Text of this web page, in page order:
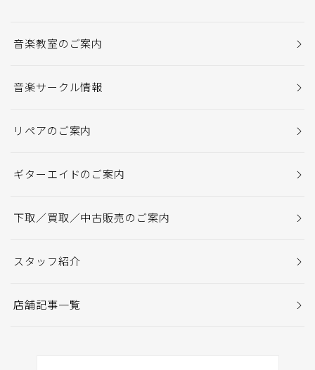
音楽教室のご案内
音楽サークル情報
リペアのご案内
ギターエイドのご案内
下取／買取／中古販売のご案内
スタッフ紹介
店舗記事一覧